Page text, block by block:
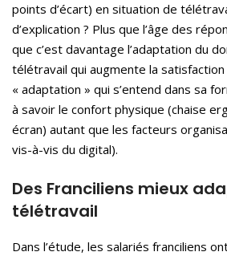
points d’écart) en situation de
d’explication ? Plus que l’âge des
que c’est davantage l’adaptation du
télétravail qui augmente la
« adaptation » qui s’entend dans sa
à savoir le confort physique (chaise
écran) autant que les facteurs
vis-à-vis du digital).
Des Franciliens mieux
télétravail
Dans l’étude, les salariés franciliens